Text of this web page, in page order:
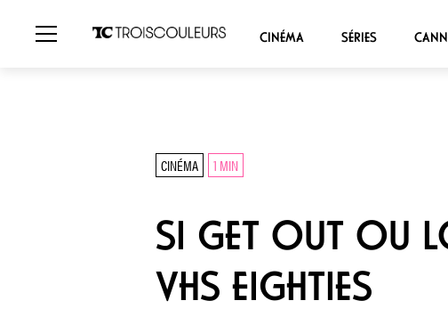
CINÉMA SÉRIES
CINÉMA 1 MIN
SI GET OUT OU
VHS EIGHTIES